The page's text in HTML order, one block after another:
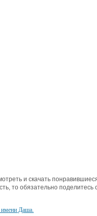
и скачать
то обязательно поделитесь
имени Даша.